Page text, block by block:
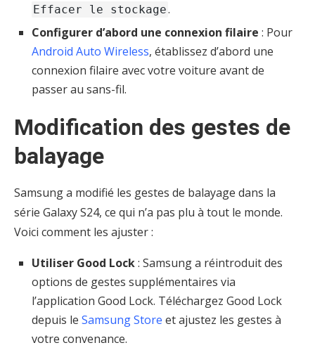
Effacer le stockage.
Configurer d’abord une connexion filaire : Pour
Android Auto Wireless, établissez d’abord une
connexion filaire avec votre voiture avant de
passer au sans-fil.
Modification des gestes de
balayage
Samsung a modifié les gestes de balayage dans la
série Galaxy S24, ce qui n’a pas plu à tout le monde.
Voici comment les ajuster :
Utiliser Good Lock: Samsung a réintroduit des
options de gestes supplémentaires via
l’application Good Lock. Téléchargez Good Lock
depuis le Samsung Store et ajustez les gestes à
votre convenance.